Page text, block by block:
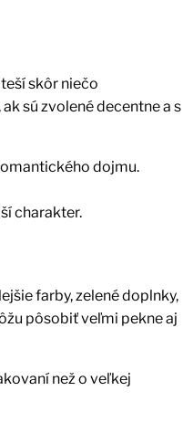
skôr niečo
sú zvolené decentne a s
dojmu.
charakter.
farby, zelené doplnky,
pôsobiť veľmi pekne aj
než o veľkej